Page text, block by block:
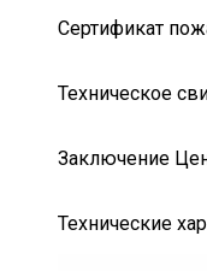
Сертификат
Техническое
Заключение
Технические